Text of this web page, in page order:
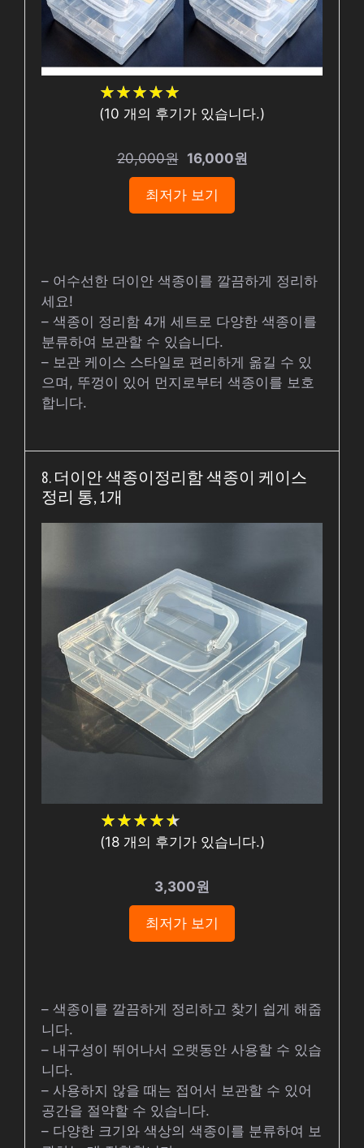
★★★★★
★★★★★
(10 개의 후기가 있습니다.)
20,000원 16,000원
최저가 보기
– 어수선한 더이안 색종이를 깔끔하게 정리하
세요!
– 색종이 정리함 4개 세트로 다양한 색종이를
분류하여 보관할 수 있습니다.
– 보관 케이스 스타일로 편리하게 옮길 수 있
으며, 뚜껑이 있어 먼지로부터 색종이를 보호
합니다.
8. 더이안 색종이정리함 색종이 케이스
정리 통, 1개
★★★★★
★★★★★
(18개의 후기가 있습니다.)
3,300원
최저가 보기
– 색종이를 깔끔하게 정리하고 찾기 쉽게 해줍
니다.
– 내구성이 뛰어나서 오랫동안 사용할 수 있습
니다.
– 사용하지 않을 때는 접어서 보관할 수 있어
공간을 절약할 수 있습니다.
– 다양한 크기와 색상의 색종이를 분류하여 보